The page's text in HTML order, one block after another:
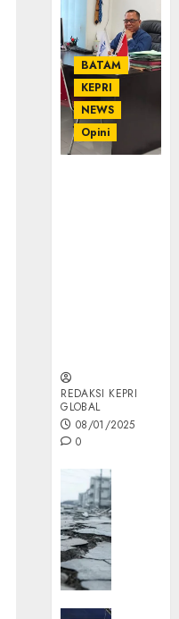
BATAM
KEPRI
NEWS
Opini
REDAKSI KEPRI
GLOBAL
08/01/2025
0